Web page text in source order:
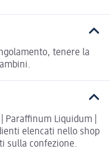
tenere la
Paraffinum Liquidum |
elencati nello shop
sulla confezione.